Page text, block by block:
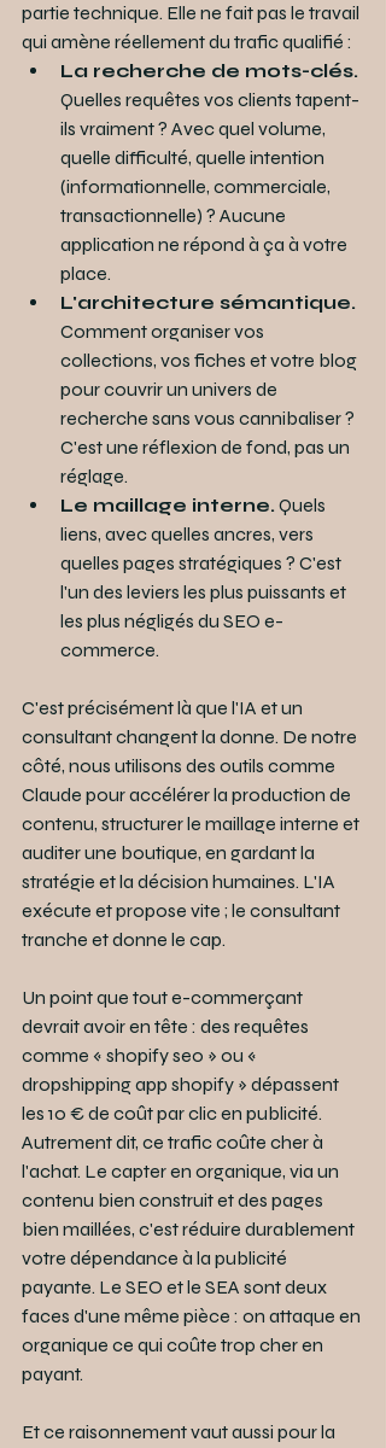
partie technique. Elle ne fait pas le travail
qui amène réellement du trafic qualifié :
La recherche de mots-clés.
Quelles requêtes vos clients tapent-
ils vraiment ? Avec quel volume,
quelle difficulté, quelle intention
(informationnelle, commerciale,
transactionnelle) ? Aucune
application ne répond à ça à votre
place.
L'architecture sémantique.
Comment organiser vos
collections, vos fiches et votre blog
pour couvrir un univers de
recherche sans vous cannibaliser ?
C'est une réflexion de fond, pas un
réglage.
Le maillage interne. Quels
liens, avec quelles ancres, vers
quelles pages stratégiques ? C'est
l'un des leviers les plus puissants et
les plus négligés du SEO e-
commerce.
C'est précisément là que l'IA et un
consultant changent la donne. De notre
côté, nous utilisons des outils comme
Claude pour accélérer la production de
contenu, structurer le maillage interne et
auditer une boutique, en gardant la
stratégie et la décision humaines. L'IA
exécute et propose vite ; le consultant
tranche et donne le cap.
Un point que tout e-commerçant
devrait avoir en tête : des requêtes
comme « shopify seo » ou «
dropshipping app shopify » dépassent
les 10 € de coût par clic en publicité.
Autrement dit, ce trafic coûte cher à
l'achat. Le capter en organique, via un
contenu bien construit et des pages
bien maillées, c'est réduire durablement
votre dépendance à la publicité
payante. Le SEO et le SEA sont deux
faces d'une même pièce : on attaque en
organique ce qui coûte trop cher en
payant.
Et ce raisonnement vaut aussi pour la